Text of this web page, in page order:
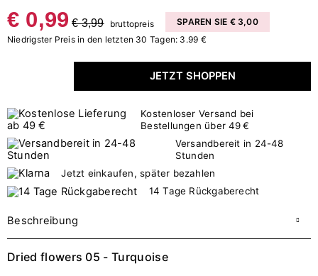
€ 0,99 € 3,99 bruttopreis
SPAREN SIE € 3,00
Niedrigster Preis in den letzten 30 Tagen: 3.99 €
JETZT SHOPPEN
Kostenloser Versand bei
Bestellungen über 49 €
Versandbereit in 24-48
Stunden
Jetzt einkaufen, später bezahlen
14 Tage Rückgaberecht
Beschreibung
Dried flowers 05 - Turquoise